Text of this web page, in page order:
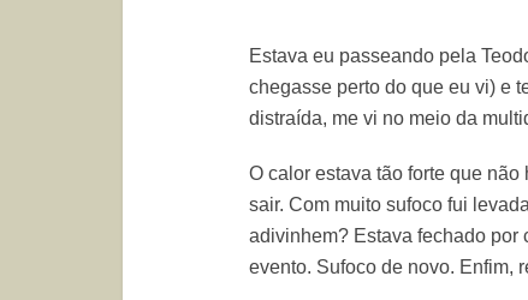
Estava eu passeando pela
chegasse perto do que eu vi) e
distraída, me vi no meio da
O calor estava tão forte que
sair. Com muito sufoco fui
adivinhem? Estava fechado por
evento. Sufoco de novo. Enfim,